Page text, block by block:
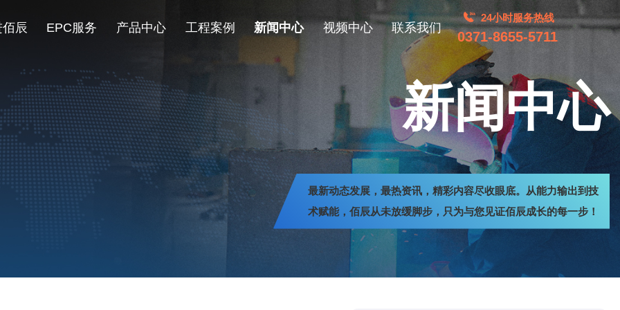
辰 EPC服务 产品中心 工程案例 新闻中心 视频中心 联系我们
24小时服务热线
0371-8655-5711
新闻中心
最新动态发展，最热资讯，精彩内容尽收眼底。从能力输出到技
术赋能，佰辰从未放缓脚步，只为与您见证佰辰成长的每一步！